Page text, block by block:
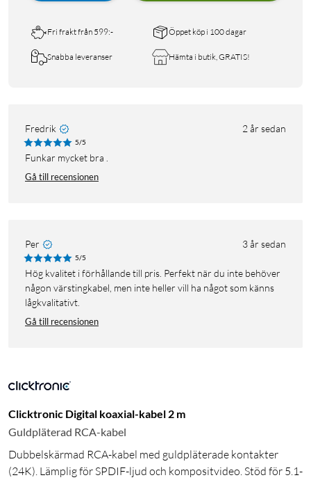
Fri frakt från 599:- Öppet köp i 100 dagar
Snabba leveranser Hämta i butik, GRATIS!
Fredrik 2 år sedan
5/5
Funkar mycket bra .
Gå till recensionen
Per 3 år sedan
5/5
Hög kvalitet i förhållande till pris. Perfekt när du inte behöver
någon värstingkabel, men inte heller vill ha något som känns
lågkvalitativt.
Gå till recensionen
Clicktronic Digital koaxial-kabel 2 m
Guldpläterad RCA-kabel
Dubbelskärmad RCA-kabel med guldpläterade kontakter
(24K). Lämplig för SPDIF-ljud och kompositvideo. Stöd för 5.1-